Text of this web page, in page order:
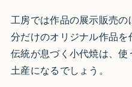
工房では作品の展示販売
分だけのオリジナル作品
伝統が息づく小代焼は、
土産になるでしょう。